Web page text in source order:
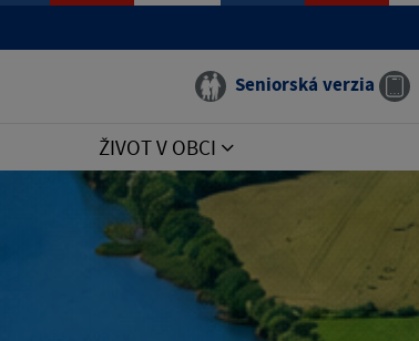
Seniorská verzia
ŽIVOT V OBCI